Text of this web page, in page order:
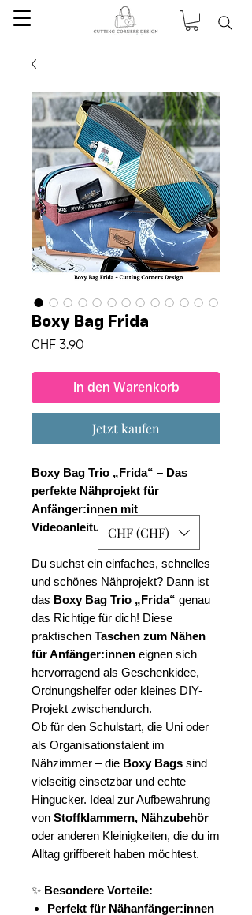
Boxy Bag Frida
CHF 3.90
In den Warenkorb
Jetzt kaufen
Boxy Bag Trio „Frida“ – Das
perfekte Nähprojekt für
Anfänger:innen mit
Videoanleitung
Du suchst ein einfaches, schnelles
und schönes Nähprojekt? Dann ist
das Boxy Bag Trio „Frida“ genau
das Richtige für dich! Diese
praktischen Taschen zum Nähen
für Anfänger:innen eignen sich
hervorragend als Geschenkidee,
Ordnungshelfer oder kleines DIY-
Projekt zwischendurch.
Ob für den Schulstart, die Uni oder
als Organisationstalent im
Nähzimmer – die Boxy Bags sind
vielseitig einsetzbar und echte
Hingucker. Ideal zur Aufbewahrung
von Stoffklammern, Nähzubehör
oder anderen Kleinigkeiten, die du im
Alltag griffbereit haben möchtest.
✨ Besondere Vorteile:
Perfekt für Nähanfänger:innen
CHF (CHF)